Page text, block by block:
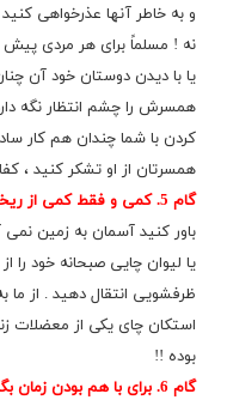
و به خاطر آنها عذرخواهی
نه ! مسلماً برای هر مردی پیش
یا با دیدن دوستان خود آن
همسرش را چشم انتظار نگه
کردن با شما چندان هم کار
همسرتان از او تشکر کنید ،
گام 5. کمی و فقط کمی از ریخت و پاش های خودتان را جمع کنید
باور کنید آسمان به زمین
یا لیوان چایی صبحانه خود را
ظرفشویی انتقال دهید . از
استکان چای یکی از معضلات
بوده !!
گام 6. برای با هم بودن زمان بگذارید